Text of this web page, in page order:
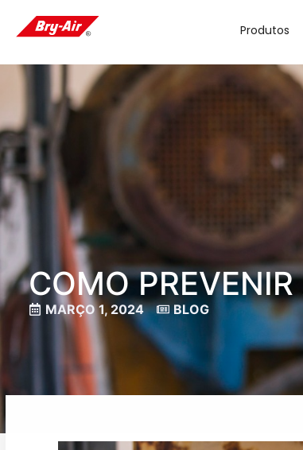
Produtos
COMO
MARÇO 1, 2024 BLOG